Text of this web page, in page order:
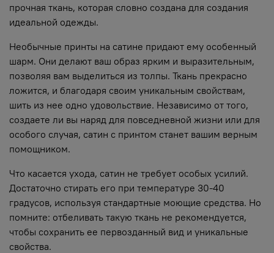
прочная ткань, которая словно создана для создания
идеальной одежды.
Необычные принты на сатине придают ему особенный
шарм. Они делают ваш образ ярким и выразительным,
позволяя вам выделиться из толпы. Ткань прекрасно
ложится, и благодаря своим уникальным свойствам,
шить из нее одно удовольствие. Независимо от того,
создаете ли вы наряд для повседневной жизни или для
особого случая, сатин с принтом станет вашим верным
помощником.
Что касается ухода, сатин не требует особых усилий.
Достаточно стирать его при температуре 30-40
градусов, используя стандартные моющие средства. Но
помните: отбеливать такую ткань не рекомендуется,
чтобы сохранить ее первозданный вид и уникальные
свойства.